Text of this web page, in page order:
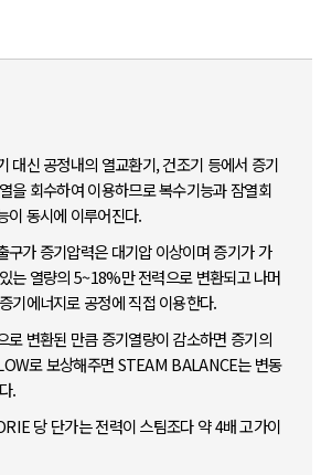
대신 공정내의 열교환기, 건조기 등에서 증기
을 회수하여 이용하므로 복수기능과 잠열회
이 동시에 이루어진다.
구가 증기압력은 대기압 이상이며 증기가 가
는 열량의 5~18%만 전력으로 변환되고 나머
기에너지로 공정에 직접 이용한다.
로 변환된 만큼 증기열량이 감소하면 증기의
로 보상해주면 STEAM BALANCE는 변동
.
당 단가는 전력이 스팀조다 약 4배 고가이